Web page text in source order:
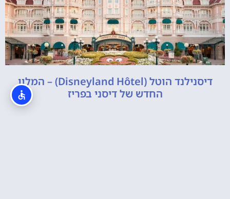
דיסנילנד הוטל (Disneyland Hôtel) – המלון
החדש של דיסני בפריז